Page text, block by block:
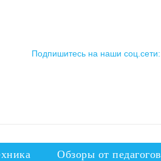
Подпишитесь на наши соц.сети:
Обзоры от педагогов